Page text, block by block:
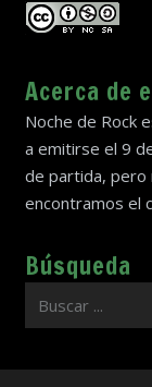
Acerca de
Noche de Rock
a emitirse el 9
de partida, pero
encontramos el
Búsqueda